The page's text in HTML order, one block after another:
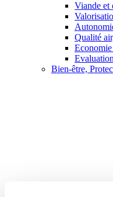
Viande et
Qualité
Economie
Bien-être,